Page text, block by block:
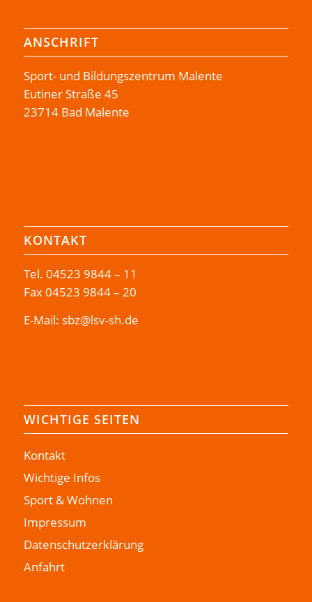
ANSCHRIFT
Sport- und Bildungszentrum Malente
Eutiner Straße 45
23714 Bad Malente
KONTAKT
Tel. 04523 9844 – 11
Fax 04523 9844 – 20
E-Mail: sbz@lsv-sh.de
WICHTIGE SEITEN
Kontakt
Wichtige Infos
Sport & Wohnen
Impressum
Datenschutzerklärung
Anfahrt